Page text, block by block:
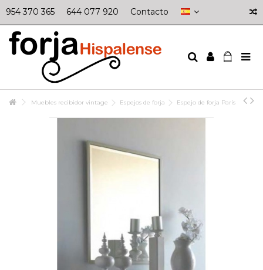
954 370 365 644 077 920 Contacto
Muebles recibidor vintage Espejos de forja Espejo de forja París